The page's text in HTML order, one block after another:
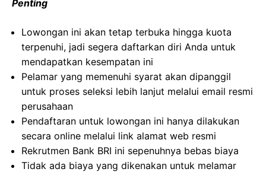
Penting
Lowongan ini akan tetap terbuka hingga kuota
terpenuhi, jadi segera daftarkan diri Anda untuk
mendapatkan kesempatan ini
Pelamar yang memenuhi syarat akan dipanggil
untuk proses seleksi lebih lanjut melalui email resmi
perusahaan
Pendaftaran untuk lowongan ini hanya dilakukan
secara online melalui link alamat web resmi
Rekrutmen Bank BRI ini sepenuhnya bebas biaya
Tidak ada biaya yang dikenakan untuk melamar